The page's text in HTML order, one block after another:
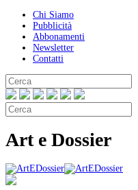
Chi Siamo
Pubblicità
Abbonamenti
Newsletter
Contatti
Art e Dossier